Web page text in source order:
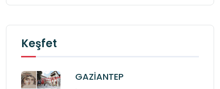
Keşfet
GAZİANTEP